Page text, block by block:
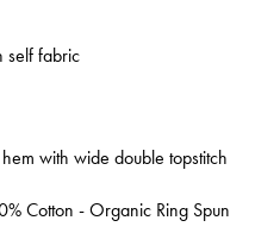
self fabric
with wide double topstitch
Cotton - Organic Ring Spun